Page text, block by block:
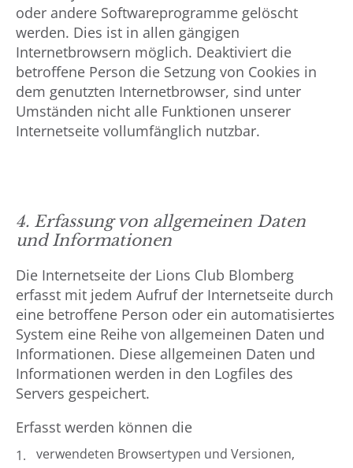
oder andere Softwareprogramme gelöscht
werden. Dies ist in allen gängigen
Internetbrowsern möglich. Deaktiviert die
betroffene Person die Setzung von Cookies in
dem genutzten Internetbrowser, sind unter
Umständen nicht alle Funktionen unserer
Internetseite vollumfänglich nutzbar.
4. Erfassung von allgemeinen Daten
und Informationen
Die Internetseite der Lions Club Blomberg
erfasst mit jedem Aufruf der Internetseite durch
eine betroffene Person oder ein automatisiertes
System eine Reihe von allgemeinen Daten und
Informationen. Diese allgemeinen Daten und
Informationen werden in den Logfiles des
Servers gespeichert.
Erfasst werden können die
verwendeten Browsertypen und Versionen,